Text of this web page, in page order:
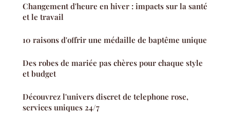
Changement d'heure en hiver : impacts sur la santé
et le travail
10 raisons d'offrir une médaille de baptême unique
Des robes de mariée pas chères pour chaque style
et budget
Découvrez l'univers discret de telephone rose,
services uniques 24/7